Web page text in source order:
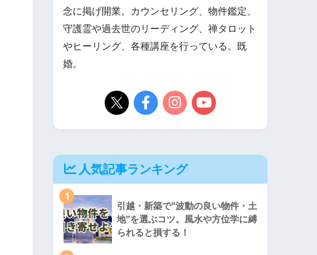
念に掲げ開業。カウンセリング、物件鑑定、
守護霊や過去世のリーディング、禅タロット
やヒーリング、各種講座を行っている。既
婚。
人気記事ランキング
1
引越・新築で"波動の良い物件・土
地"を選ぶコツ。風水や方位学に縛
られると損する！